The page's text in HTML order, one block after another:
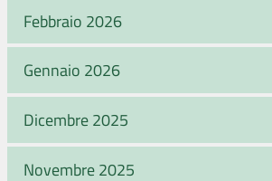
Febbraio 2026
Gennaio 2026
Dicembre 2025
Novembre 2025